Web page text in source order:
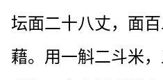
坛面二十八丈，面
藉。用一斛二斗米